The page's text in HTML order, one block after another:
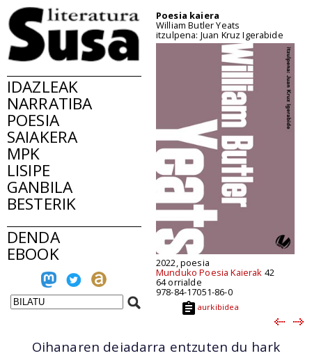
IDAZLEAK
NARRATIBA
POESIA
SAIAKERA
MPK
LISIPE
GANBILA
BESTERIK
DENDA
EBOOK
Poesia kaiera
William Butler Yeats
itzulpena: Juan Kruz Igerabide
2022, poesia
Munduko Poesia Kaierak 42
64 orrialde
978-84-17051-86-0
aurkibidea
Oihanaren deiadarra entzuten du hark